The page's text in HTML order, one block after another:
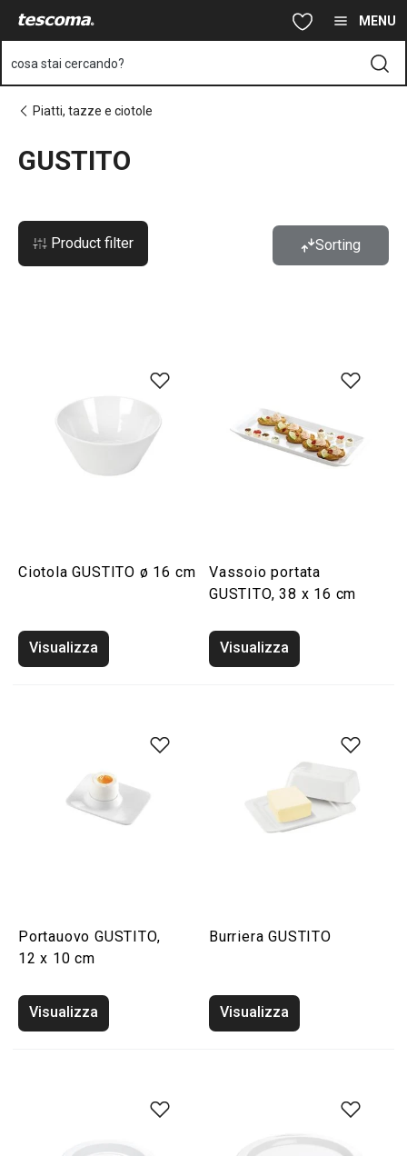
Vai al contenuto principale MENU
cosa stai cercando?
Piatti, tazze e ciotole
GUSTITO
Product filter Sorting
Ciotola GUSTITO ø 16 cm
Visualizza
Vassoio portata
GUSTITO, 38 x 16 cm
Visualizza
Portauovo GUSTITO,
12 x 10 cm
Visualizza
Burriera GUSTITO
Visualizza